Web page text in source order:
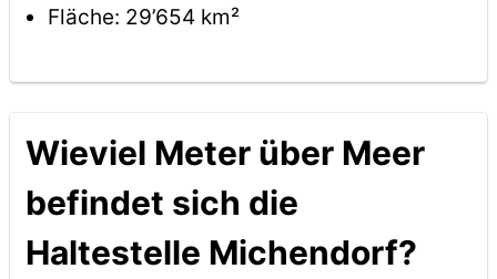
Fläche: 29’654 km²
Wieviel Meter über Meer
befindet sich die
Haltestelle Michendorf?